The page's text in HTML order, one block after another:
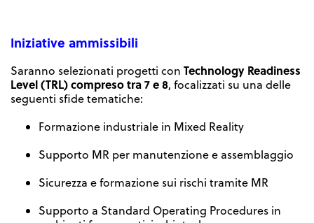
Iniziative ammissibili
Saranno selezionati progetti con Technology Readiness
Level (TRL) compreso tra 7 e 8, focalizzati su una delle
seguenti sfide tematiche:
Formazione industriale in Mixed Reality
Supporto MR per manutenzione e assemblaggio
Sicurezza e formazione sui rischi tramite MR
Supporto a Standard Operating Procedures in